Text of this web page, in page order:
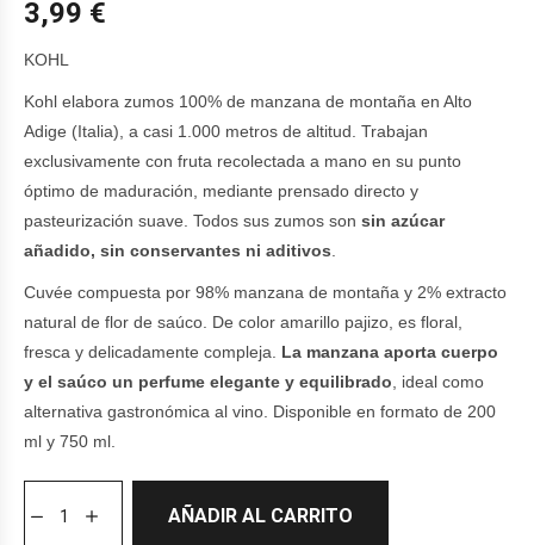
3,99 €
KOHL
Kohl elabora zumos 100% de manzana de montaña en Alto
Adige (Italia), a casi 1.000 metros de altitud. Trabajan
exclusivamente con fruta recolectada a mano en su punto
óptimo de maduración, mediante prensado directo y
pasteurización suave. Todos sus zumos son sin azúcar
añadido, sin conservantes ni aditivos
Cuvée compuesta por 98% manzana de montaña y 2% extracto
natural de flor de saúco. De color amarillo pajizo, es floral,
fresca y delicadamente compleja. La manzana aporta cuerpo
y el saúco un perfume elegante y equilibrado , ideal como
alternativa gastronómica al vino. Disponible en formato de 200
ml y 750 ml.
AÑADIR AL CARRITO